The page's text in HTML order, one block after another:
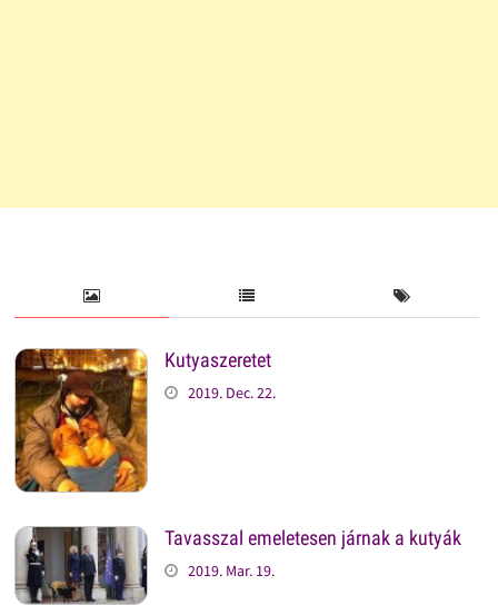
Kutyaszeretet
2019. Dec. 22.
Tavasszal emeletesen járnak a kutyák
2019. Mar. 19.